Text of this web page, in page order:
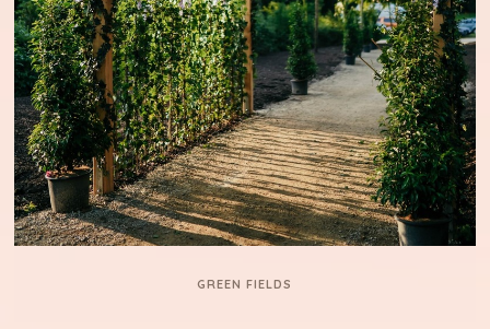
GREEN FIELDS